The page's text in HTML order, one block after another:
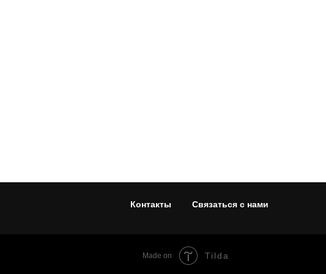
Контакты Связаться с нами
Made on Tilda